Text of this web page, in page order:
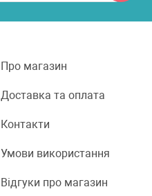
Про магазин
Доставка та оплата
Контакти
Умови використання
Відгуки про магазин